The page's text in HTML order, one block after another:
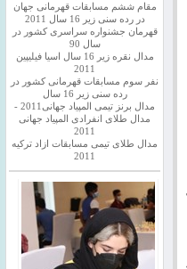
مقام ششم مسابقات قهرمانی جهان
در رده سنی زیر 16 سال 2011
قهرمان جشنواره سراسری کشور در
سال 90
مدال نقره زیر 16 سال اسیا فیلیپین
2011
نفر سوم مسابقات قهرمانی کشور در
رده سنی زیر 16 سال
مدال برنز تیمی المپیاد جهانی2011 -
مدال طلای انفرادی المپیاد جهانی
2011
مدال طلای تیمی مسابقات ازاد ترکیه
2011